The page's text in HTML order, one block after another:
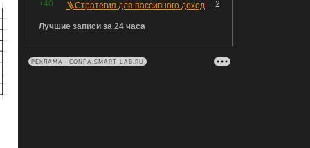
+40
2
🪜Стратегия для пассивного дохода: Лестница облигаций
Лучшие записи за 24 часа
РЕКЛАМА • CONFA.SMART-LAB.RU